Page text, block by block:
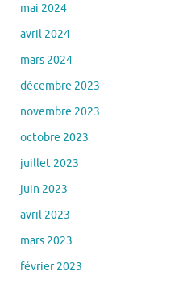
mai 2024
avril 2024
mars 2024
décembre 2023
novembre 2023
octobre 2023
juillet 2023
juin 2023
avril 2023
mars 2023
février 2023